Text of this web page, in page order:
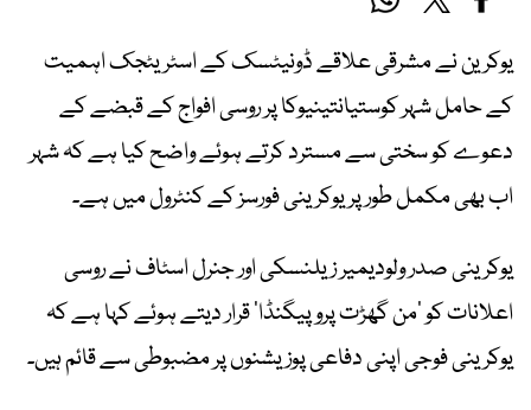
یوکرین نے مشرقی علاقے ڈونیٹسک کے اسٹریٹجک اہمیت
کے حامل شہر کوستیانتینیوکا پر روسی افواج کے قبضے کے
دعوے کو سختی سے مسترد کرتے ہوئے واضح کیا ہے کہ شہر
اب بھی مکمل طور پر یوکرینی فورسز کے کنٹرول میں ہے۔
یوکرینی صدر ولودیمیر زیلنسکی اور جنرل اسٹاف نے روسی
اعلانات کو ’من گھڑت پروپیگنڈا‘ قرار دیتے ہوئے کہا ہے کہ
یوکرینی فوجی اپنی دفاعی پوزیشنوں پر مضبوطی سے قائم ہیں۔